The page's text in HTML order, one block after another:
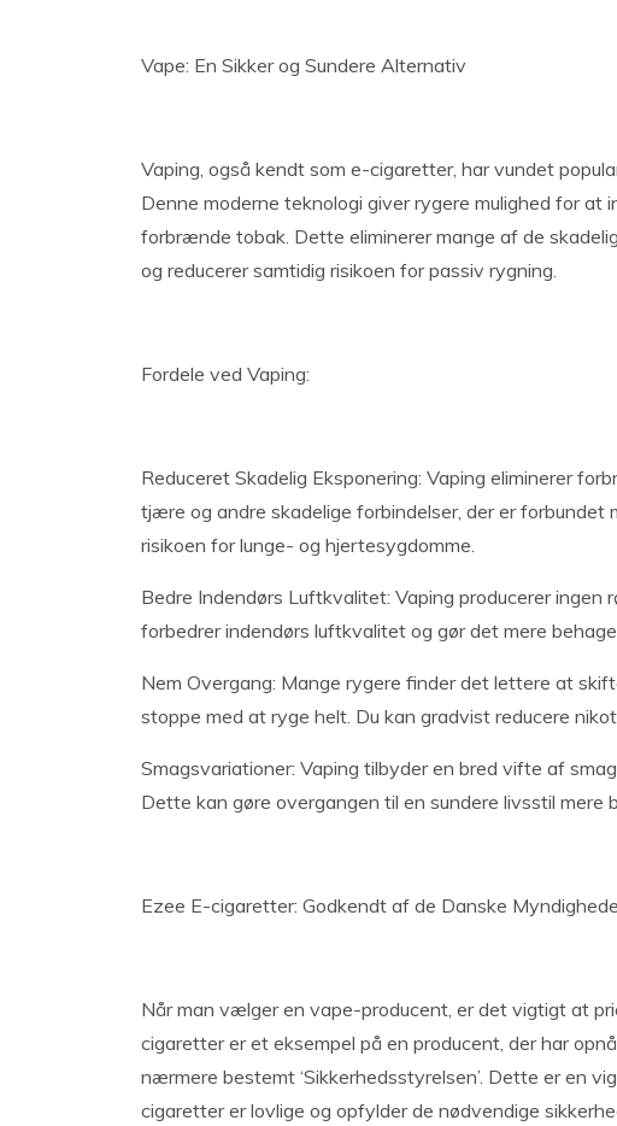
Vape: En Sikker og Sundere Alternativ
Vaping, også kendt som e-cigaretter, har vundet
Denne moderne teknologi giver rygere mulighed for
forbrænde tobak. Dette eliminerer mange af de
og reducerer samtidig risikoen for passiv rygning.
Fordele ved Vaping:
Reduceret Skadelig Eksponering: Vaping eliminerer
tjære og andre skadelige forbindelser, der er forbundet
risikoen for lunge- og hjertesygdomme.
Bedre Indendørs Luftkvalitet: Vaping producerer ingen
forbedrer indendørs luftkvalitet og gør det mere
Nem Overgang: Mange rygere finder det lettere at
stoppe med at ryge helt. Du kan gradvist reducere
Smagsvariationer: Vaping tilbyder en bred vifte af
Dette kan gøre overgangen til en sundere livsstil mere
Ezee E-cigaretter: Godkendt af de Danske
Når man vælger en vape-producent, er det vigtigt at
cigaretter er et eksempel på en producent, der har
nærmere bestemt ‘Sikkerhedsstyrelsen’. Dette er en
cigaretter er lovlige og opfylder de nødvendige